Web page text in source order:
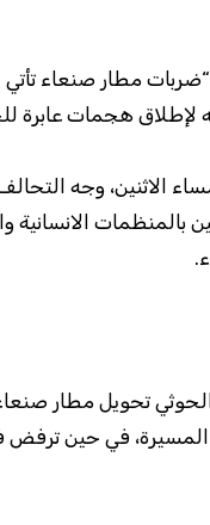
مطار صنعاء تأتي
لإطلاق هجمات عابرة
الاثنين، وجه التحالف
بالمنظمات الانسانية
تحويل مطار
المسيرة، في حين ترفض